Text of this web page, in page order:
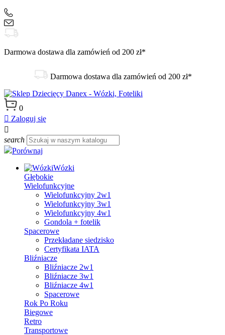
Darmowa dostawa dla zamówień od 200 zł*
Darmowa dostawa dla zamówień od 200 zł*
0
 Zaloguj się

search
Porównaj
Wózki
Głębokie
Wielofunkcyjne
Wielofunkcyjny 2w1
Wielofunkcyjny 3w1
Wielofunkcyjny 4w1
Gondola + fotelik
Spacerowe
Przekładane siedzisko
Certyfikata IATA
Bliźniacze
Bliźniacze 2w1
Bliźniacze 3w1
Bliźniacze 4w1
Spacerowe
Rok Po Roku
Biegowe
Retro
Transportowe